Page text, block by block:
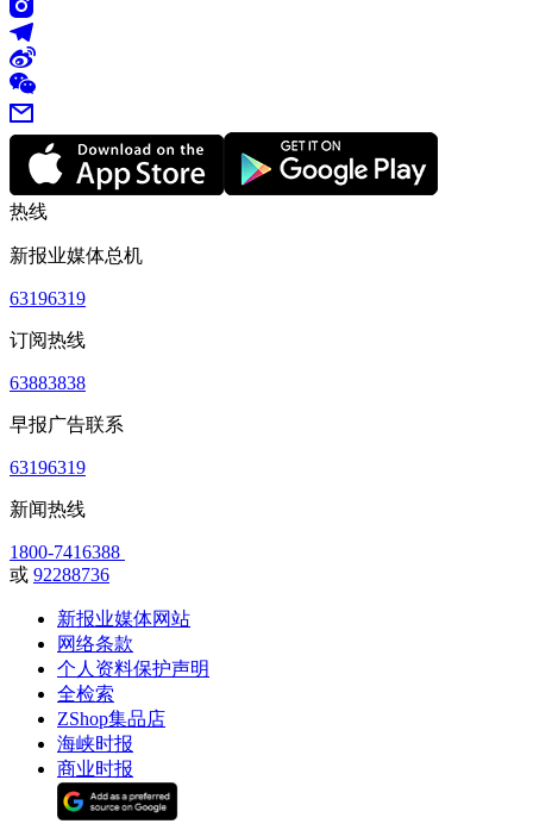
热线
新报业媒体总机
63196319
订阅热线
63883838
早报广告联系
63196319
新闻热线
1800-7416388
或 92288736
新报业媒体网站
网络条款
个人资料保护声明
全检索
ZShop集品店
海峡时报
商业时报